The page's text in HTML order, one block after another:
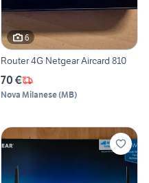
6
Router 4G Netgear Aircard 810
70 €
Nova Milanese(MB)